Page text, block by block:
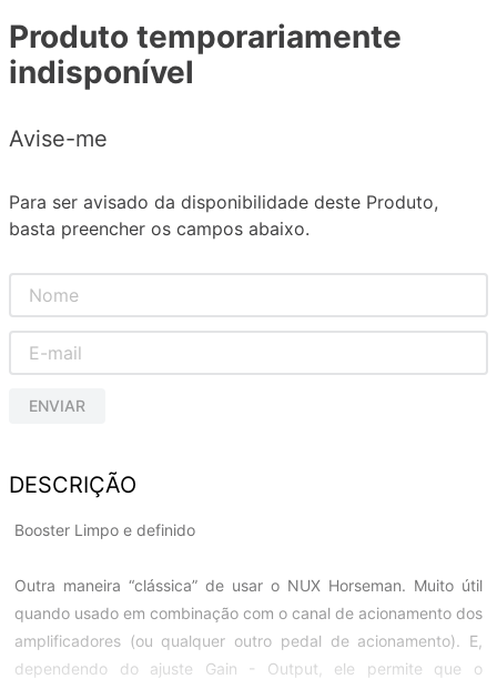
Produto temporariamente
indisponível
Avise-me
Para ser avisado da disponibilidade deste Produto,
basta preencher os campos abaixo.
ENVIAR
DESCRIÇÃO
Booster Limpo e definido
Outra maneira “clássica” de usar o NUX Horseman. Muito útil
quando usado em combinação com o canal de acionamento dos
amplificadores (ou qualquer outro pedal de acionamento). E,
dependendo do ajuste Gain - Output, ele permite que o